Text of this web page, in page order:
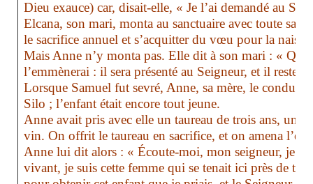
Dieu exauce) car, disait-elle, « Je l’ai demandé au
Elcana, son mari, monta au sanctuaire avec toute sa
le sacrifice annuel et s’acquitter du vœu pour la
Mais Anne n’y monta pas. Elle dit à son mari : «
l’emmènerai : il sera présenté au Seigneur, et il
Lorsque Samuel fut sevré, Anne, sa mère, le
Silo ; l’enfant était encore tout jeune.
Anne avait pris avec elle un taureau de trois ans, un
vin. On offrit le taureau en sacrifice, et on amena
Anne lui dit alors : « Écoute-moi, mon seigneur, je
vivant, je suis cette femme qui se tenait ici près de toi